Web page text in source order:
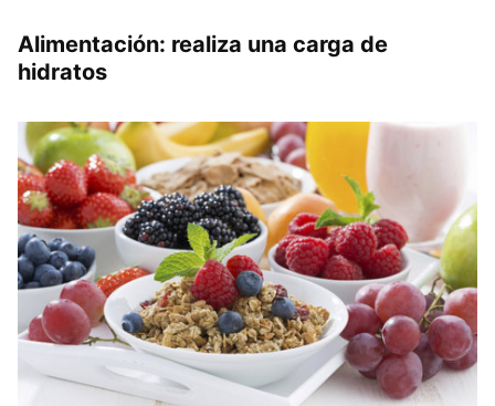
Alimentación: realiza una carga de
hidratos